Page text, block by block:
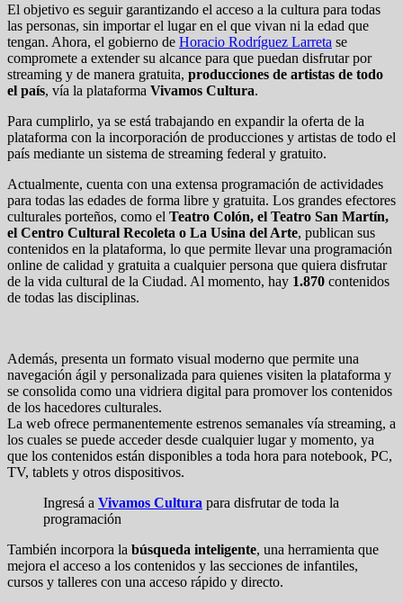
El objetivo es seguir garantizando el acceso a la cultura para todas
las personas, sin importar el lugar en el que vivan ni la edad que
tengan. Ahora, el gobierno de Horacio Rodríguez Larreta se
compromete a extender su alcance para que puedan disfrutar por
streaming y de manera gratuita, producciones de artistas de todo
el país, vía la plataforma Vivamos Cultura.
Para cumplirlo, ya se está trabajando en expandir la oferta de la
plataforma con la incorporación de producciones y artistas de todo el
país mediante un sistema de streaming federal y gratuito.
Actualmente, cuenta con una extensa programación de actividades
para todas las edades de forma libre y gratuita. Los grandes efectores
culturales porteños, como el Teatro Colón, el Teatro San Martín,
el Centro Cultural Recoleta o La Usina del Arte, publican sus
contenidos en la plataforma, lo que permite llevar una programación
online de calidad y gratuita a cualquier persona que quiera disfrutar
de la vida cultural de la Ciudad. Al momento, hay 1.870 contenidos
de todas las disciplinas.
Además, presenta un formato visual moderno que permite una
navegación ágil y personalizada para quienes visiten la plataforma y
se consolida como una vidriera digital para promover los contenidos
de los hacedores culturales.
La web ofrece permanentemente estrenos semanales vía streaming, a
los cuales se puede acceder desde cualquier lugar y momento, ya
que los contenidos están disponibles a toda hora para notebook, PC,
TV, tablets y otros dispositivos.
Ingresá a Vivamos Cultura para disfrutar de toda la
programación
También incorpora la búsqueda inteligente, una herramienta que
mejora el acceso a los contenidos y las secciones de infantiles,
cursos y talleres con una acceso rápido y directo.